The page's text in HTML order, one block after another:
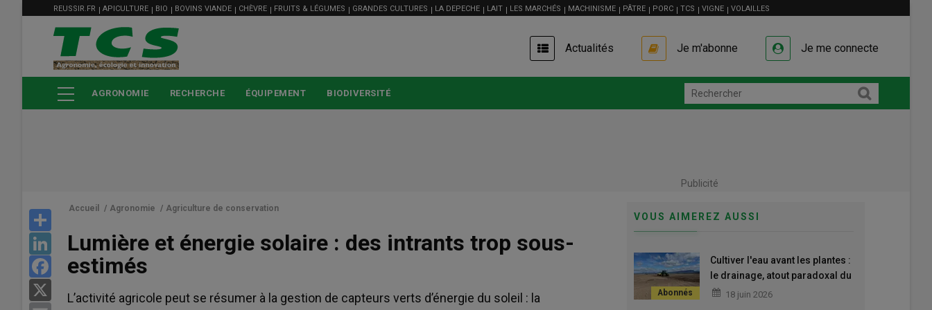
contenu
MENU
FILIÈRE
REUSSIR.FR APICULTURE BIO BOVINS VIANDE CHÈVRE FRUITS & LÉGUMES GRANDES CULTURES LA DEPECHE LAIT LES MARCHÉS MACHINISME PÂTRE PORC TCS VIGNE VOLAILLES
Actualités Je m'abonne Je me connecte
AGRONOMIE RECHERCHE ÉQUIPEMENT BIODIVERSITÉ
Publicité
LinkedIn
Facebook
Accueil / Agronomie / Agriculture de conservation
Lumière et énergie solaire : des intrants trop sous-
estimés
L’activité agricole peut se résumer à la gestion de capteurs verts d’énergie du soleil : la
VOUS AIMEREZ AUSSI
Cultiver l'eau avant les plantes :
le drainage, atout paradoxal du
sec18 juin 2026